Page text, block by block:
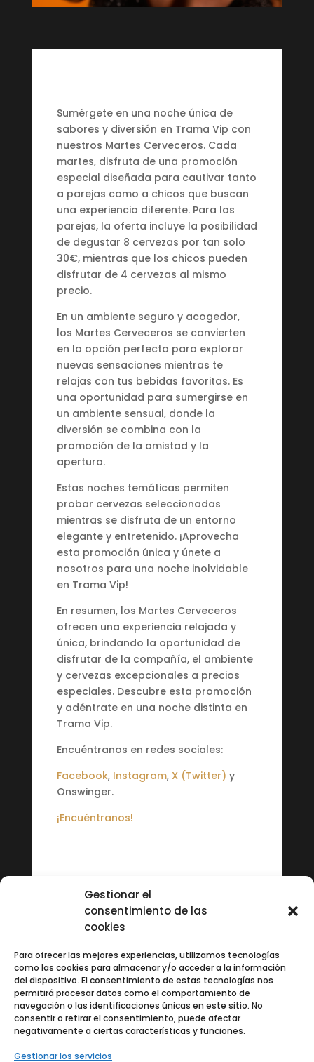
Gestionar el
consentimiento de las
cookies
Para ofrecer las mejores experiencias, utilizamos tecnologías
como las cookies para almacenar y/o acceder a la información
del dispositivo. El consentimiento de estas tecnologías nos
permitirá procesar datos como el comportamiento de
navegación o las identificaciones únicas en este sitio. No
consentir o retirar el consentimiento, puede afectar
negativamente a ciertas características y funciones.
Gestionar los servicios
Sumérgete en una noche única de
sabores y diversión en Trama Vip con
nuestros Martes Cerveceros. Cada
martes, disfruta de una promoción
especial diseñada para cautivar tanto
a parejas como a chicos que buscan
una experiencia diferente. Para las
parejas, la oferta incluye la posibilidad
de degustar 8 cervezas por tan solo
30€, mientras que los chicos pueden
disfrutar de 4 cervezas al mismo
precio.
En un ambiente seguro y acogedor,
los Martes Cerveceros se convierten
en la opción perfecta para explorar
nuevas sensaciones mientras te
relajas con tus bebidas favoritas. Es
una oportunidad para sumergirse en
un ambiente sensual, donde la
diversión se combina con la
promoción de la amistad y la
apertura.
Estas noches temáticas permiten
probar cervezas seleccionadas
mientras se disfruta de un entorno
elegante y entretenido. ¡Aprovecha
esta promoción única y únete a
nosotros para una noche inolvidable
en Trama Vip!
En resumen, los Martes Cerveceros
ofrecen una experiencia relajada y
única, brindando la oportunidad de
disfrutar de la compañía, el ambiente
y cervezas excepcionales a precios
especiales. Descubre esta promoción
y adéntrate en una noche distinta en
Trama Vip.
Encuéntranos en redes sociales:
Facebook, Instagram, X (Twitter) y
Onswinger.
¡Encuéntranos!